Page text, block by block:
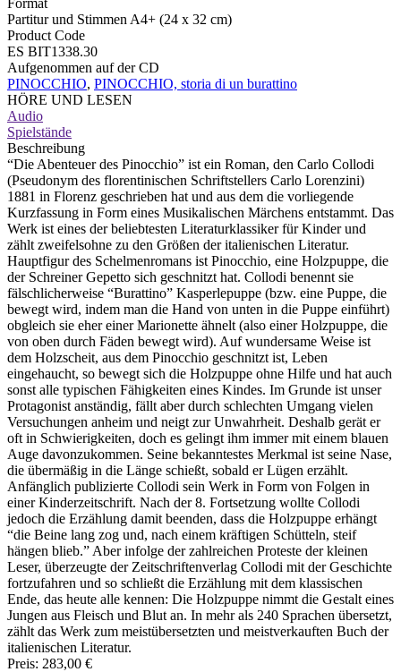
Partitur und Stimmen A4+ (24 x 32 cm)
Product Code
ES BIT1338.30
Aufgenommen auf der CD
PINOCCHIO, PINOCCHIO, storia di un burattino
HÖRE UND LESEN
Audio
Spielstände
Beschreibung
“Die Abenteuer des Pinocchio” ist ein Roman, den Carlo Collodi
(Pseudonym des florentinischen Schriftstellers Carlo Lorenzini)
1881 in Florenz geschrieben hat und aus dem die vorliegende
Kurzfassung in Form eines Musikalischen Märchens entstammt. Das
Werk ist eines der beliebtesten Literaturklassiker für Kinder und
zählt zweifelsohne zu den Größen der italienischen Literatur.
Hauptfigur des Schelmenromans ist Pinocchio, eine Holzpuppe, die
der Schreiner Gepetto sich geschnitzt hat. Collodi benennt sie
fälschlicherweise “Burattino” Kasperlepuppe (bzw. eine Puppe, die
bewegt wird, indem man die Hand von unten in die Puppe einführt)
obgleich sie eher einer Marionette ähnelt (also einer Holzpuppe, die
von oben durch Fäden bewegt wird). Auf wundersame Weise ist
dem Holzscheit, aus dem Pinocchio geschnitzt ist, Leben
eingehaucht, so bewegt sich die Holzpuppe ohne Hilfe und hat auch
sonst alle typischen Fähigkeiten eines Kindes. Im Grunde ist unser
Protagonist anständig, fällt aber durch schlechten Umgang vielen
Versuchungen anheim und neigt zur Unwahrheit. Deshalb gerät er
oft in Schwierigkeiten, doch es gelingt ihm immer mit einem blauen
Auge davonzukommen. Seine bekanntestes Merkmal ist seine Nase,
die übermäßig in die Länge schießt, sobald er Lügen erzählt.
Anfänglich publizierte Collodi sein Werk in Form von Folgen in
einer Kinderzeitschrift. Nach der 8. Fortsetzung wollte Collodi
jedoch die Erzählung damit beenden, dass die Holzpuppe erhängt
“die Beine lang zog und, nach einem kräftigen Schütteln, steif
hängen blieb.” Aber infolge der zahlreichen Proteste der kleinen
Leser, überzeugte der Zeitschriftenverlag Collodi mit der Geschichte
fortzufahren und so schließt die Erzählung mit dem klassischen
Ende, das heute alle kennen: Die Holzpuppe nimmt die Gestalt eines
Jungen aus Fleisch und Blut an. In mehr als 240 Sprachen übersetzt,
zählt das Werk zum meistübersetzten und meistverkauften Buch der
italienischen Literatur.
Preis: 283,00 €